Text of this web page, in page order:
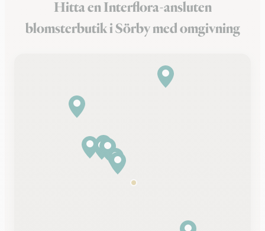
Hitta en Interflora-ansluten
blomsterbutik i Sörby med omgivning